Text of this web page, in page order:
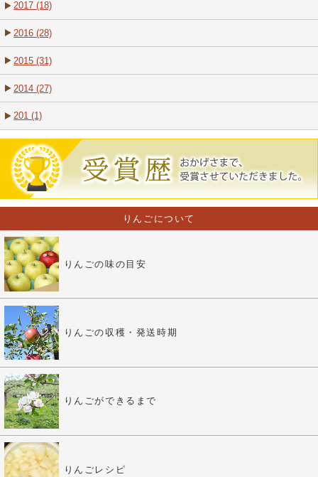
2017 (18)
2016 (28)
2015 (31)
2014 (27)
201 (1)
りんごについて
りんごの味の目安
りんごの収穫・発送時期
りんごができるまで
りんごレシピ